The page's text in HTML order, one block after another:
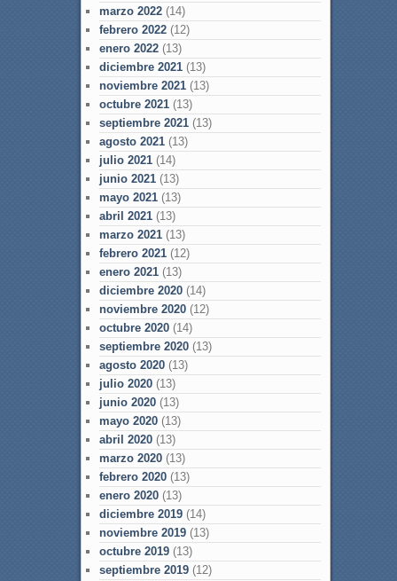
marzo 2022(14)
febrero 2022(12)
enero 2022(13)
diciembre 2021(13)
noviembre 2021(13)
octubre 2021(13)
septiembre 2021(13)
agosto 2021(13)
julio 2021(14)
junio 2021(13)
mayo 2021(13)
abril 2021(13)
marzo 2021(13)
febrero 2021(12)
enero 2021(13)
diciembre 2020(14)
noviembre 2020(12)
octubre 2020(14)
septiembre 2020(13)
agosto 2020(13)
julio 2020(13)
junio 2020(13)
mayo 2020(13)
abril 2020(13)
marzo 2020(13)
febrero 2020(13)
enero 2020(13)
diciembre 2019(14)
noviembre 2019(13)
octubre 2019(13)
septiembre 2019(12)